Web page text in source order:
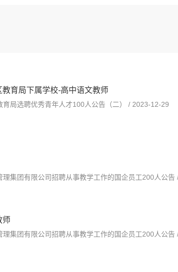
育局下属学校-高中语文教师
局选聘优秀青年人才100人公告（二） / 2023-12-29
师